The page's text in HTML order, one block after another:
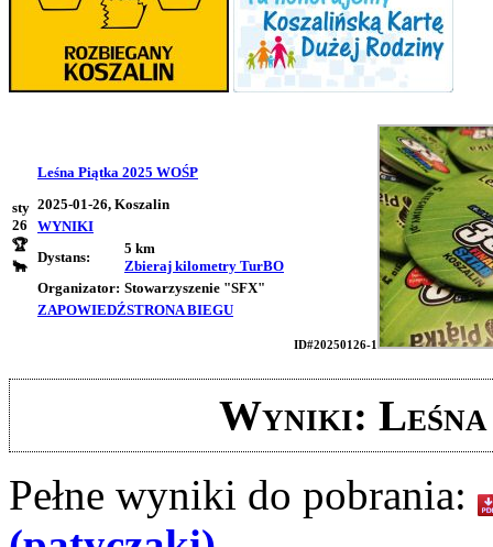
sty
26
🏆
🐂
Leśna Piątka 2025 WOŚP
2025-01-26, Koszalin
WYNIKI
Dystans:
5 km
Zbieraj kilometry TurBO
Organizator: Stowarzyszenie "SFX"
ZAPOWIEDŹSTRONA BIEGU
ID#20250126-1
Wyniki:
Pełne wyniki do pobrania: